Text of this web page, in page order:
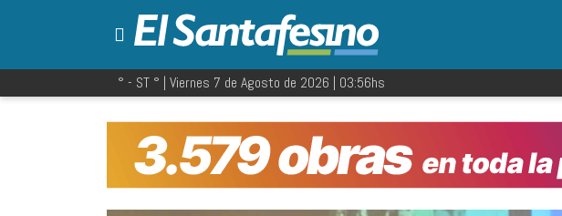
° - ST ° | Viernes 7 de Agosto de 2026 | 03:56hs